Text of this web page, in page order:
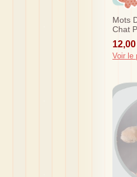
Mots
Chat
Voir le